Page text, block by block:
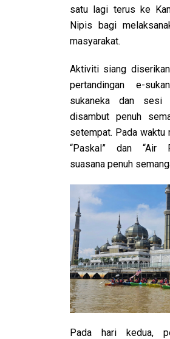
satu lagi terus ke
Nipis bagi
masyarakat.
Aktiviti siang
pertandingan e-
sukaneka dan sesi
disambut penuh
setempat. Pada waktu
“Paskal” dan “Air
suasana penuh
Pada hari kedua,